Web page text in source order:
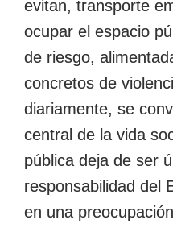
evitan, transporte
ocupar el espacio
de riesgo,
concretos de
diariamente, se
central de la vida
pública deja de ser
responsabilidad del
en una